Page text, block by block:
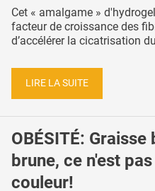
Cet « amalgame »
facteur de croissance des
d’accélérer la cicatrisation
LIRE LA SUITE
OBÉSITÉ:
brune, ce n'est
couleur!